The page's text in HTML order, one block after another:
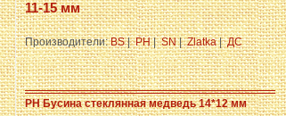
11-15 мм
Производители:BS| PH| SN| Zlatka| ДС
PH Бусина стеклянная медведь 14*12 мм